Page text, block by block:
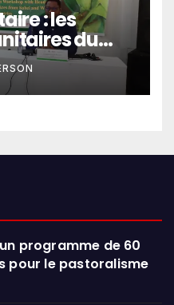
: les
du
de l’Ouest
un programme de 60
pour le pastoralisme